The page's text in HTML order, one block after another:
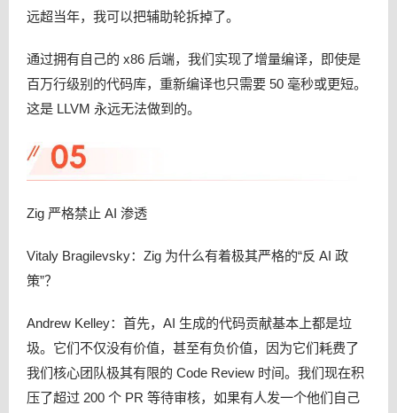
远超当年，我可以把辅助轮拆掉了。
通过拥有自己的 x86 后端，我们实现了增量编译，即使是
百万行级别的代码库，重新编译也只需要 50 毫秒或更短。
这是 LLVM 永远无法做到的。
Zig 严格禁止 AI 渗透
Vitaly Bragilevsky：Zig 为什么有着极其严格的“反 AI 政
策”？
Andrew Kelley：首先，AI 生成的代码贡献基本上都是垃
圾。它们不仅没有价值，甚至有负价值，因为它们耗费了
我们核心团队极其有限的 Code Review 时间。我们现在积
压了超过 200 个 PR 等待审核，如果有人发一个他们自己